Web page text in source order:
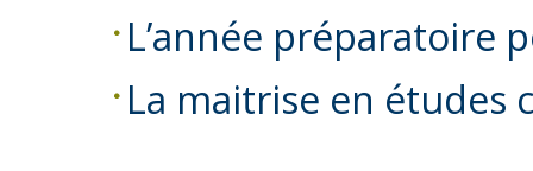
L’année préparatoire
La maitrise en études